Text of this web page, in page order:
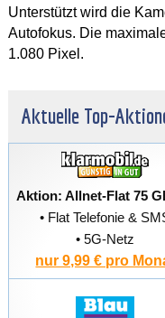
Unterstützt wird die
Autofokus. Die
1.080 Pixel.
Aktuelle Top-
Aktion: Allnet-Flat 75
• Flat Telefonie &
• 5G-Netz
nur 9,99 € pro